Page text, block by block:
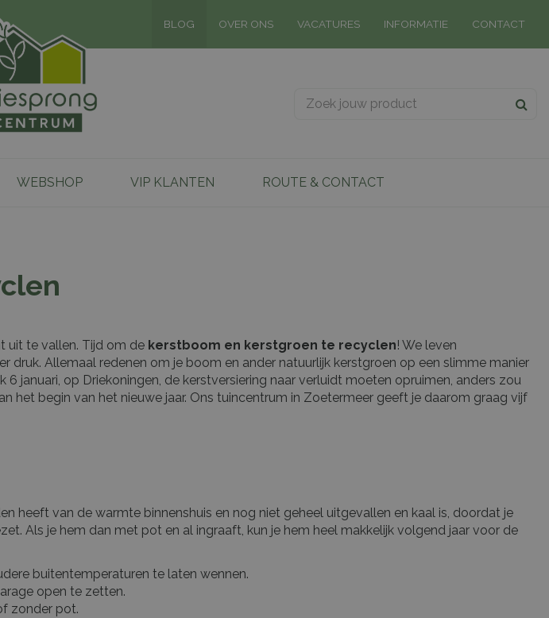
BLOG OVER ONS VACATURES INFORMATIE CONTACT
WEBSHOP VIP KLANTEN ROUTE & CONTACT
uit te vallen. Tijd om de kerstboom en kerstgroen te recyclen! We leven
Allemaal redenen om je boom en ander natuurlijk kerstgroen op een slimme manier
januari, op Driekoningen, de kerstversiering naar verluidt moeten opruimen, anders zou
het begin van het nieuwe jaar. Ons tuincentrum in Zoetermeer geeft je daarom graag vijf
heeft van de warmte binnenshuis en nog niet geheel uitgevallen en kaal is, doordat je
Als je hem dan met pot en al ingraaft, kun je hem heel makkelijk volgend jaar voor de
buitentemperaturen te laten wennen.
open te zetten.
zonder pot.